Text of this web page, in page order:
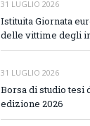
31 LUGLIO 2026
Istituita Giornata
delle vittime degli
31 LUGLIO 2026
Borsa di studio tesi
edizione 2026